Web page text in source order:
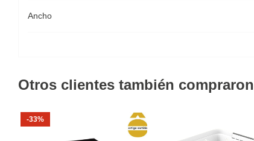
Ancho
Otros clientes también compraron
-33%